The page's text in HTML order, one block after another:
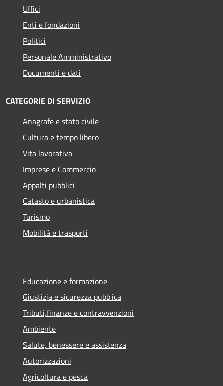
Uffici
Enti e fondazioni
Politici
Personale Amministrativo
Documenti e dati
CATEGORIE DI SERVIZIO
Anagrafe e stato civile
Cultura e tempo libero
Vita lavorativa
Imprese e Commercio
Appalti pubblici
Catasto e urbanistica
Turismo
Mobilità e trasporti
Educazione e formazione
Giustizia e sicurezza pubblica
Tributi,finanze e contravvenzioni
Ambiente
Salute, benessere e assistenza
Autorizzazioni
Agricoltura e pesca